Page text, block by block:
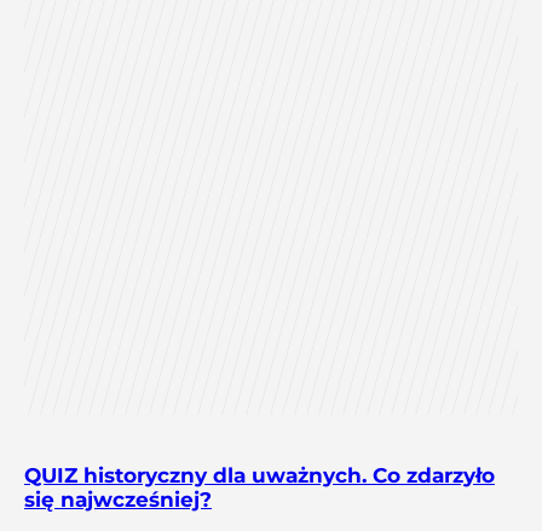
QUIZ historyczny dla uważnych. Co zdarzyło
się najwcześniej?